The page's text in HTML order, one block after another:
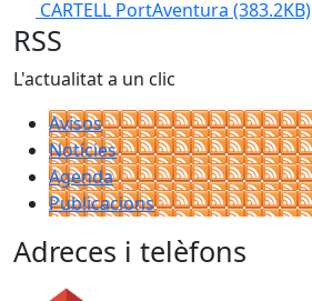
CARTELL PortAventura (383.2KB)
RSS
L'actualitat a un clic
Avisos
Notícies
Agenda
Publicacions
Adreces i telèfons